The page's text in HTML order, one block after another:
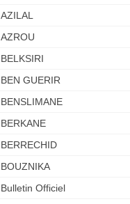
AZILAL
AZROU
BELKSIRI
BEN GUERIR
BENSLIMANE
BERKANE
BERRECHID
BOUZNIKA
Bulletin Officiel